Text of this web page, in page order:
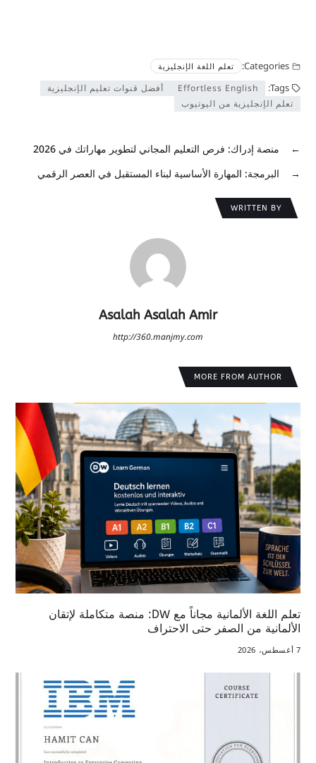
Categories: تعلم اللغة الإنجليزية
Tags:
Effortless English
أفضل قنوات تعليم الإنجليزية
تعلم الإنجليزية من اليوتيوب
←
منصة إدراك: فرص التعليم المجاني لتطوير مهاراتك في 2026
→
البرمجة: المهارة الأساسية لبناء المستقبل في العصر الرقمي
WRITTEN BY
Asalah Asalah Amir
http://360.manjmy.com
MORE FROM AUTHOR
تعلم اللغة الألمانية مجاناً مع DW: منصة متكاملة لإتقان
الألمانية من الصفر حتى الاحتراف
7 أغسطس، 2026